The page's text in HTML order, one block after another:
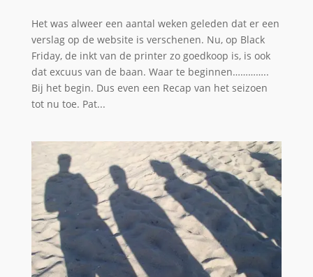
Het was alweer een aantal weken geleden dat er een
verslag op de website is verschenen. Nu, op Black
Friday, de inkt van de printer zo goedkoop is, is ook
dat excuus van de baan. Waar te beginnen…………..
Bij het begin. Dus even een Recap van het seizoen
tot nu toe. Pat...